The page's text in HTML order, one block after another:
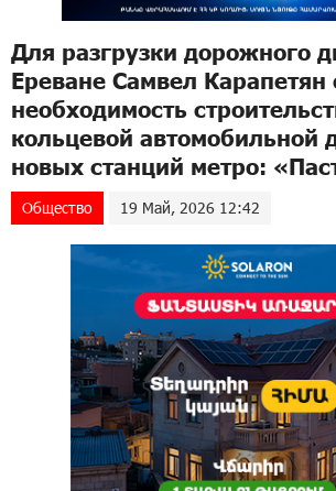
Для разгрузки дорожного
Ереване Самвел Карапетян
необходимость
кольцевой автомобильной
новых станций метро:
Общество 19 Май, 2026 12:42